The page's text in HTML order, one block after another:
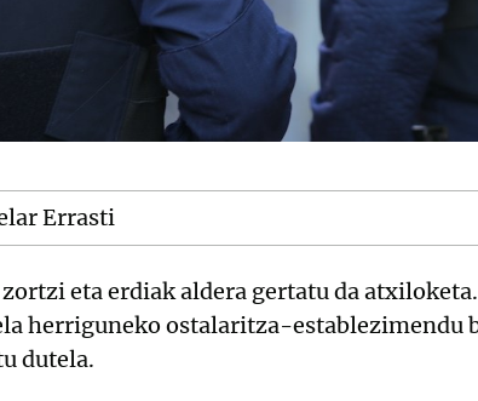
Errasti
eta erdiak aldera gertatu da atxiloketa.
herriguneko ostalaritza-establezimendu
dutela.